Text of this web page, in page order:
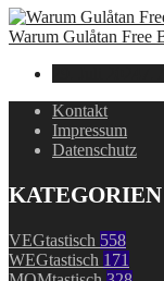
Warum Gulåtan Free
Kontakt
Impressum
Datenschutz
KATEGORIEN
VEGtastisch 558
WEGtastisch 171